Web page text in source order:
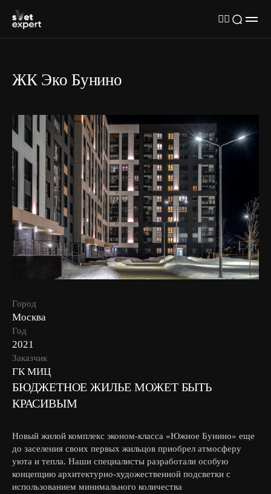
ЖК Эко Бунино
Город
Москва
Год
2021
Заказчик
ГК МИЦ
БЮДЖЕТНОЕ ЖИЛЬЕ МОЖЕТ БЫТЬ
КРАСИВЫМ
Новый жилой комплекс эконом-класса «Южное Бунино» еще
до заселения своих первых жильцов приобрел атмосферу
уюта и тепла. Наши специалисты разработали особую
концепцию архитектурно-художественной подсветки с
использованием минимального количества